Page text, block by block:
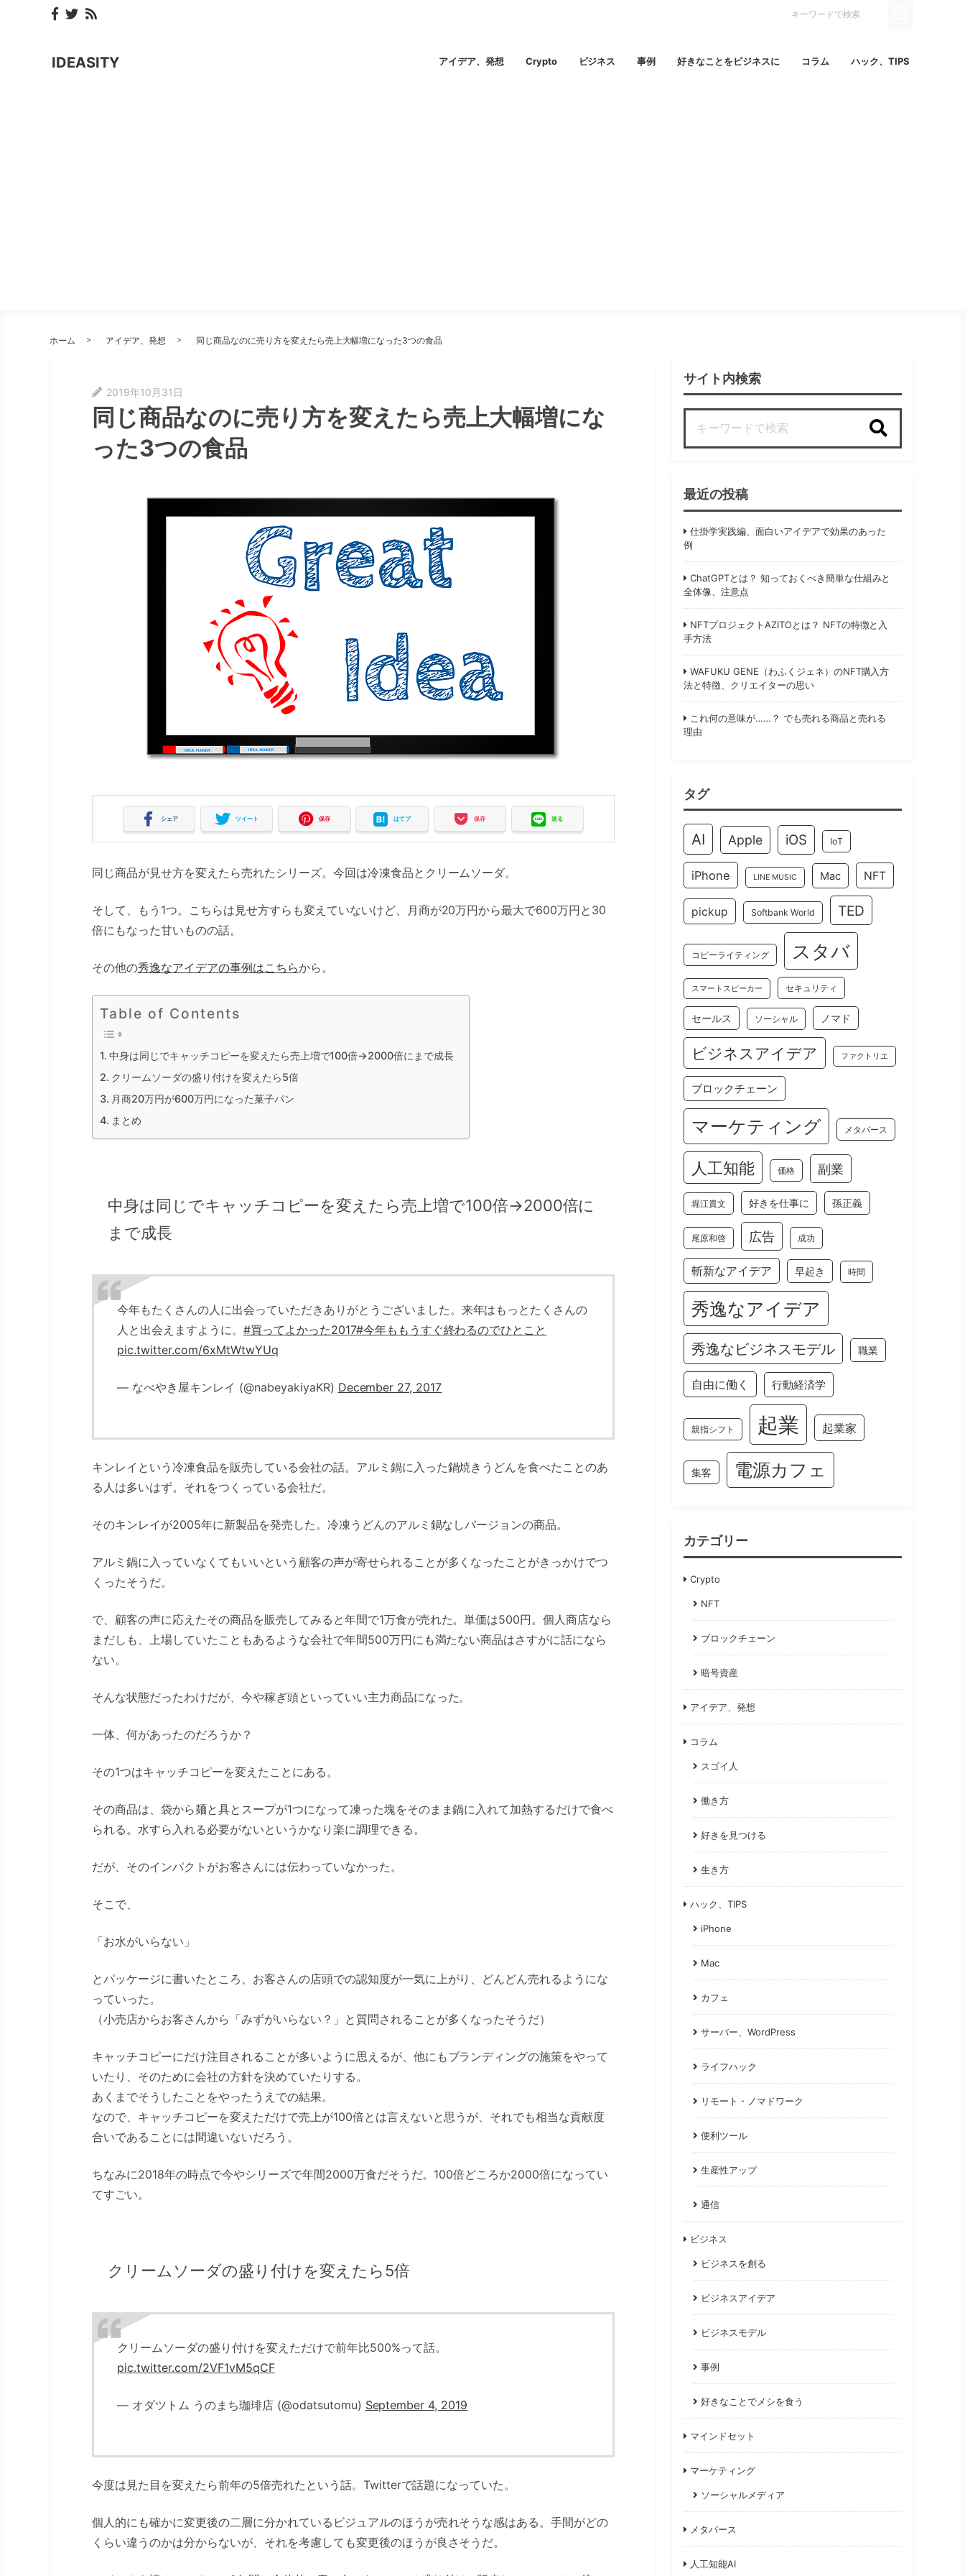
IDEASITY アイデア、発想 Crypto ビジネス 事例 好きなことをビジネスに コラム ハック、TIPS
ホーム アイデア、発想 同じ商品なのに売り方を変えたら売上大幅増になった3つの食品
2019年10月31日
同じ商品なのに売り方を変えたら売上大幅増にな
った3つの食品
シェア ツイート 保存 はてブ 保存 送る
同じ商品が見せ方を変えたら売れたシリーズ。今回は冷凍食品とクリームソーダ。
そして、もう1つ。こちらは見せ方すらも変えていないけど、月商が20万円から最大で600万円と30
倍にもなった甘いものの話。
その他の秀逸なアイデアの事例はこちらから。
Table of Contents
中身は同じでキャッチコピーを変えたら売上増で100倍→2000倍にまで成長
クリームソーダの盛り付けを変えたら5倍
月商20万円が600万円になった菓子パン
まとめ
中身は同じでキャッチコピーを変えたら売上増で100倍→2000倍に
まで成長
今年もたくさんの人に出会っていただきありがとうございました。来年はもっとたくさんの
人と出会えますように。 #買ってよかった2017#今年ももうすぐ終わるのでひとこと
pic.twitter.com/6xMtWtwYUq
— なべやき屋キンレイ (@nabeyakiyaKR) December 27, 2017
キンレイという冷凍食品を販売している会社の話。アルミ鍋に入った鍋焼きうどんを食べたことのあ
る人は多いはず。それをつくっている会社だ。
そのキンレイが2005年に新製品を発売した。冷凍うどんのアルミ鍋なしバージョンの商品。
アルミ鍋に入っていなくてもいいという顧客の声が寄せられることが多くなったことがきっかけでつ
くったそうだ。
で、顧客の声に応えたその商品を販売してみると年間で1万食が売れた。単価は500円。個人商店なら
まだしも、上場していたこともあるような会社で年間500万円にも満たない商品はさすがに話になら
ない。
そんな状態だったわけだが、今や稼ぎ頭といっていい主力商品になった。
一体、何があったのだろうか？
その1つはキャッチコピーを変えたことにある。
その商品は、袋から麺と具とスープが1つになって凍った塊をそのまま鍋に入れて加熱するだけで食べ
られる。水すら入れる必要がないというかなり楽に調理できる。
だが、そのインパクトがお客さんには伝わっていなかった。
そこで、
「お水がいらない」
とパッケージに書いたところ、お客さんの店頭での認知度が一気に上がり、どんどん売れるようにな
っていった。
（小売店からお客さんから「みずがいらない？」と質問されることが多くなったそうだ）
キャッチコピーにだけ注目されることが多いように思えるが、他にもブランディングの施策をやって
いたり、そのために会社の方針を決めていたりする。
あくまでそうしたことをやったうえでの結果。
なので、キャッチコピーを変えただけで売上が100倍とは言えないと思うが、それでも相当な貢献度
合いであることには間違いないだろう。
ちなみに2018年の時点で今やシリーズで年間2000万食だそうだ。100倍どころか2000倍になってい
てすごい。
クリームソーダの盛り付けを変えたら5倍
クリームソーダの盛り付けを変えただけで前年比500%って話。
pic.twitter.com/2VF1vM5qCF
— オダツトム うのまち珈琲店 (@odatsutomu) September 4, 2019
今度は見た目を変えたら前年の5倍売れたという話。Twitterで話題になっていた。
個人的にも確かに変更後の二層に分かれているビジュアルのほうが売れそうな感はある。手間がどの
くらい違うのかは分からないが、それを考慮しても変更後のほうが良さそうだ。
サイト内検索
最近の投稿
仕掛学実践編、面白いアイデアで効果のあった
例
ChatGPTとは？ 知っておくべき簡単な仕組みと
全体像、注意点
NFTプロジェクトAZITOとは？ NFTの特徴と入
手方法
WAFUKU GENE（わふくジェネ）のNFT購入方
法と特徴、クリエイターの思い
これ何の意味が……？ でも売れる商品と売れる
理由
タグ
AI Apple iOS IoT
iPhone LINE MUSIC Mac NFT
pickup Softbank World TED
コピーライティング スタバ
スマートスピーカー セキュリティ
セールス ソーシャル ノマド
ビジネスアイデア ファクトリエ
ブロックチェーン
マーケティング メタバース
人工知能 価格 副業
堀江貴文 好きを仕事に 孫正義
尾原和啓 広告 成功
斬新なアイデア 早起き 時間
秀逸なアイデア
秀逸なビジネスモデル 職業
自由に働く 行動経済学
親指シフト 起業 起業家
集客 電源カフェ
カテゴリー
Crypto
NFT
ブロックチェーン
暗号資産
アイデア、発想
コラム
スゴイ人
働き方
好きを見つける
生き方
ハック、TIPS
iPhone
Mac
カフェ
サーバー、WordPress
ライフハック
リモート・ノマドワーク
便利ツール
生産性アップ
通信
ビジネス
ビジネスを創る
ビジネスアイデア
ビジネスモデル
事例
好きなことでメシを食う
マインドセット
マーケティング
ソーシャルメディア
メタバース
人工知能AI